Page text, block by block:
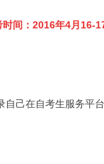
间：2016年4月16-
己在自考生服务平